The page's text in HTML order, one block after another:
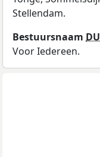
Stellendam.
Bestuursnaam
Voor Iedereen.